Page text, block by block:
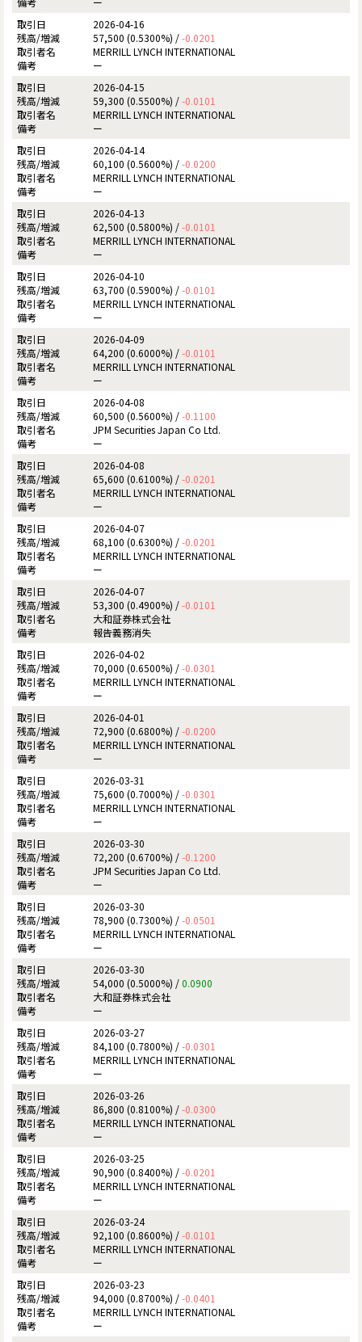
2026-04-16
57,500 (0.5300%) /-0.0201
MERRILL LYNCH INTERNATIONAL
ー
2026-04-15
59,300 (0.5500%) /-0.0101
MERRILL LYNCH INTERNATIONAL
ー
2026-04-14
60,100 (0.5600%) /-0.0200
MERRILL LYNCH INTERNATIONAL
ー
2026-04-13
62,500 (0.5800%) /-0.0101
MERRILL LYNCH INTERNATIONAL
ー
2026-04-10
63,700 (0.5900%) /-0.0101
MERRILL LYNCH INTERNATIONAL
ー
2026-04-09
64,200 (0.6000%) /-0.0101
MERRILL LYNCH INTERNATIONAL
ー
2026-04-08
60,500 (0.5600%) /-0.1100
JPM Securities Japan Co Ltd.
ー
2026-04-08
65,600 (0.6100%) /-0.0201
MERRILL LYNCH INTERNATIONAL
ー
2026-04-07
68,100 (0.6300%) /-0.0201
MERRILL LYNCH INTERNATIONAL
ー
2026-04-07
53,300 (0.4900%) /-0.0101
大和証券株式会社
報告義務消失
2026-04-02
70,000 (0.6500%) /-0.0301
MERRILL LYNCH INTERNATIONAL
ー
2026-04-01
72,900 (0.6800%) /-0.0200
MERRILL LYNCH INTERNATIONAL
ー
2026-03-31
75,600 (0.7000%) /-0.0301
MERRILL LYNCH INTERNATIONAL
ー
2026-03-30
72,200 (0.6700%) /-0.1200
JPM Securities Japan Co Ltd.
ー
2026-03-30
78,900 (0.7300%) /-0.0501
MERRILL LYNCH INTERNATIONAL
ー
2026-03-30
54,000 (0.5000%) /0.0900
大和証券株式会社
ー
2026-03-27
84,100 (0.7800%) /-0.0301
MERRILL LYNCH INTERNATIONAL
ー
2026-03-26
86,800 (0.8100%) /-0.0300
MERRILL LYNCH INTERNATIONAL
ー
2026-03-25
90,900 (0.8400%) /-0.0201
MERRILL LYNCH INTERNATIONAL
ー
2026-03-24
92,100 (0.8600%) /-0.0101
MERRILL LYNCH INTERNATIONAL
ー
2026-03-23
94,000 (0.8700%) /-0.0401
MERRILL LYNCH INTERNATIONAL
ー